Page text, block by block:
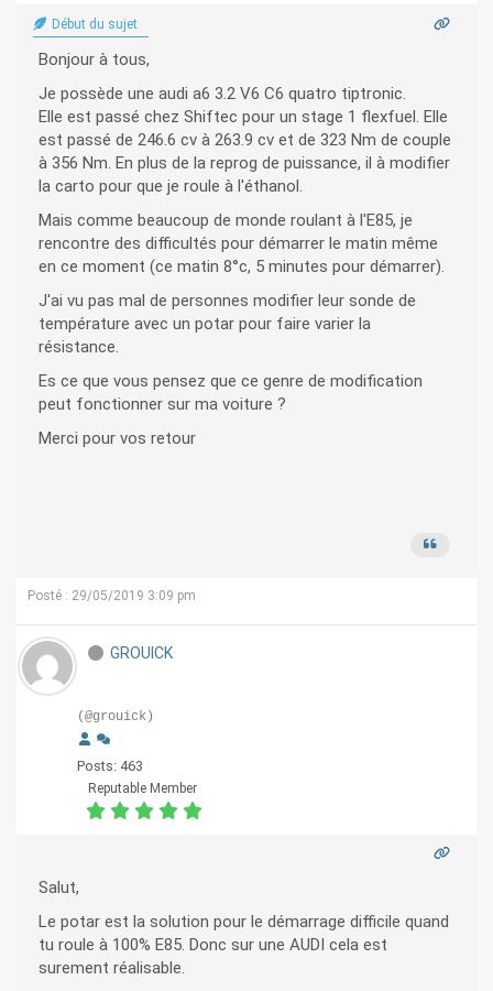
Début du sujet
Bonjour à tous,
Je possède une audi a6 3.2 V6 C6 quatro tiptronic.
Elle est passé chez Shiftec pour un stage 1 flexfuel. Elle
est passé de 246.6 cv à 263.9 cv et de 323 Nm de couple
à 356 Nm. En plus de la reprog de puissance, il à modifier
la carto pour que je roule à l'éthanol.
Mais comme beaucoup de monde roulant à l'E85, je
rencontre des difficultés pour démarrer le matin même
en ce moment (ce matin 8°c, 5 minutes pour démarrer).
J'ai vu pas mal de personnes modifier leur sonde de
température avec un potar pour faire varier la
résistance.
Es ce que vous pensez que ce genre de modification
peut fonctionner sur ma voiture ?
Merci pour vos retour
Posté : 29/05/2019 3:09 pm
GROUICK
(@grouick)
Posts: 463
Reputable Member
Salut,
Le potar est la solution pour le démarrage difficile quand
tu roule à 100% E85. Donc sur une AUDI cela est
surement réalisable.